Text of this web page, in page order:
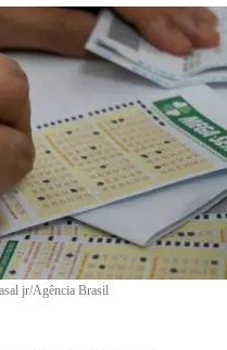
jr/Agência Brasil